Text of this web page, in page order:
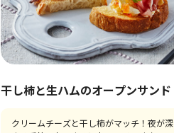
干し柿と生ハムのオープンサンド
クリームチーズと干し柿がマッチ！夜が深